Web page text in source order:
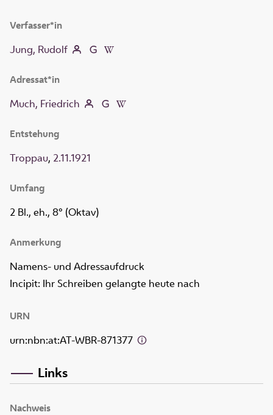
Verfasser*in
Jung, Rudolf
Adressat*in
Much, Friedrich
Entstehung
Troppau, 2.11.1921
Umfang
2 Bl., eh., 8° (Oktav)
Anmerkung
Namens- und Adressaufdruck
Incipit: Ihr Schreiben gelangte heute nach
URN
urn:nbn:at:AT-WBR-871377
Links
Nachweis